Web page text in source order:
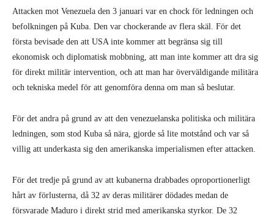
Attacken mot Venezuela den 3 januari var en chock för ledningen och
befolkningen på Kuba. Den var chockerande av flera skäl. För det
första bevisade den att USA inte kommer att begränsa sig till
ekonomisk och diplomatisk mobbning, att man inte kommer att dra sig
för direkt militär intervention, och att man har överväldigande militära
och tekniska medel för att genomföra denna om man så beslutar.
För det andra på grund av att den venezuelanska politiska och militära
ledningen, som stod Kuba så nära, gjorde så lite motstånd och var så
villig att underkasta sig den amerikanska imperialismen efter attacken.
För det tredje på grund av att kubanerna drabbades oproportionerligt
hårt av förlusterna, då 32 av deras militärer dödades medan de
försvarade Maduro i direkt strid med amerikanska styrkor. De 32